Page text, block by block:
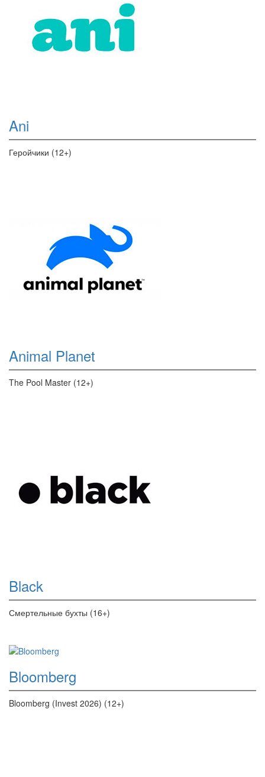
Ani
Геройчики (12+)
Animal Planet
The Pool Master (12+)
Black
Смертельные бухты (16+)
Bloomberg
Bloomberg (Invest 2026) (12+)